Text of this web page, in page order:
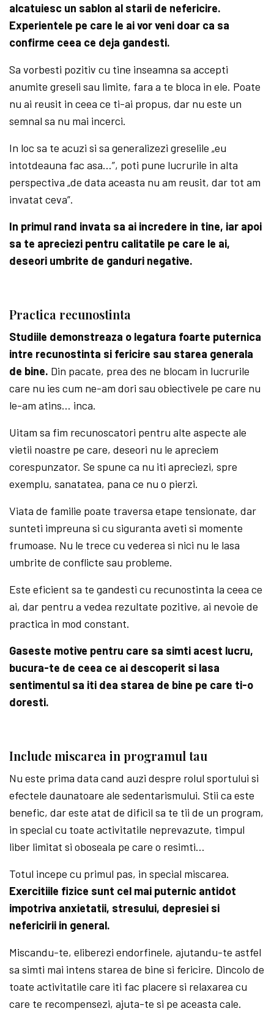
alcatuiesc un sablon al starii de nefericire.
Experientele pe care le ai vor veni doar ca sa
confirme ceea ce deja gandesti.
Sa vorbesti pozitiv cu tine inseamna sa accepti
anumite greseli sau limite, fara a te bloca in ele. Poate
nu ai reusit in ceea ce ti-ai propus, dar nu este un
semnal sa nu mai incerci.
In loc sa te acuzi si sa generalizezi greselile „eu
intotdeauna fac asa…”, poti pune lucrurile in alta
perspectiva „de data aceasta nu am reusit, dar tot am
invatat ceva”.
In primul rand invata sa ai incredere in tine, iar apoi
sa te apreciezi pentru calitatile pe care le ai,
deseori umbrite de ganduri negative.
Practica recunostinta
Studiile demonstreaza o legatura foarte puternica
intre recunostinta si fericire sau starea generala
de bine. Din pacate, prea des ne blocam in lucrurile
care nu ies cum ne-am dori sau obiectivele pe care nu
le-am atins… inca.
Uitam sa fim recunoscatori pentru alte aspecte ale
vietii noastre pe care, deseori nu le apreciem
corespunzator. Se spune ca nu iti apreciezi, spre
exemplu, sanatatea, pana ce nu o pierzi.
Viata de familie poate traversa etape tensionate, dar
sunteti impreuna si cu siguranta aveti si momente
frumoase. Nu le trece cu vederea si nici nu le lasa
umbrite de conflicte sau probleme.
Este eficient sa te gandesti cu recunostinta la ceea ce
ai, dar pentru a vedea rezultate pozitive, ai nevoie de
practica in mod constant.
Gaseste motive pentru care sa simti acest lucru,
bucura-te de ceea ce ai descoperit si lasa
sentimentul sa iti dea starea de bine pe care ti-o
doresti.
Include miscarea in programul tau
Nu este prima data cand auzi despre rolul sportului si
efectele daunatoare ale sedentarismului. Stii ca este
benefic, dar este atat de dificil sa te tii de un program,
in special cu toate activitatile neprevazute, timpul
liber limitat si oboseala pe care o resimti…
Totul incepe cu primul pas, in special miscarea.
Exercitiile fizice sunt cel mai puternic antidot
impotriva anxietatii, stresului, depresiei si
nefericirii in general.
Miscandu-te, eliberezi endorfinele, ajutandu-te astfel
sa simti mai intens starea de bine si fericire. Dincolo de
toate activitatile care iti fac placere si relaxarea cu
care te recompensezi, ajuta-te si pe aceasta cale.